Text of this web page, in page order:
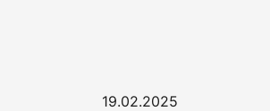
19.02.2025